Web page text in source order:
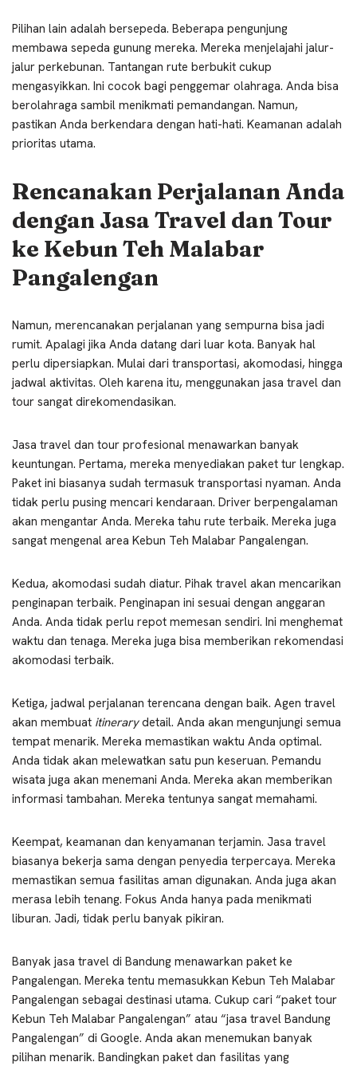
Pilihan lain adalah bersepeda. Beberapa pengunjung
membawa sepeda gunung mereka. Mereka menjelajahi jalur-
jalur perkebunan. Tantangan rute berbukit cukup
mengasyikkan. Ini cocok bagi penggemar olahraga. Anda bisa
berolahraga sambil menikmati pemandangan. Namun,
pastikan Anda berkendara dengan hati-hati. Keamanan adalah
prioritas utama.
Rencanakan Perjalanan Anda
dengan Jasa Travel dan Tour
ke Kebun Teh Malabar
Pangalengan
Namun, merencanakan perjalanan yang sempurna bisa jadi
rumit. Apalagi jika Anda datang dari luar kota. Banyak hal
perlu dipersiapkan. Mulai dari transportasi, akomodasi, hingga
jadwal aktivitas. Oleh karena itu, menggunakan jasa travel dan
tour sangat direkomendasikan.
Jasa travel dan tour profesional menawarkan banyak
keuntungan. Pertama, mereka menyediakan paket tur lengkap.
Paket ini biasanya sudah termasuk transportasi nyaman. Anda
tidak perlu pusing mencari kendaraan. Driver berpengalaman
akan mengantar Anda. Mereka tahu rute terbaik. Mereka juga
sangat mengenal area Kebun Teh Malabar Pangalengan.
Kedua, akomodasi sudah diatur. Pihak travel akan mencarikan
penginapan terbaik. Penginapan ini sesuai dengan anggaran
Anda. Anda tidak perlu repot memesan sendiri. Ini menghemat
waktu dan tenaga. Mereka juga bisa memberikan rekomendasi
akomodasi terbaik.
Ketiga, jadwal perjalanan terencana dengan baik. Agen travel
akan membuat itinerarydetail. Anda akan mengunjungi semua
tempat menarik. Mereka memastikan waktu Anda optimal.
Anda tidak akan melewatkan satu pun keseruan. Pemandu
wisata juga akan menemani Anda. Mereka akan memberikan
informasi tambahan. Mereka tentunya sangat memahami.
Keempat, keamanan dan kenyamanan terjamin. Jasa travel
biasanya bekerja sama dengan penyedia terpercaya. Mereka
memastikan semua fasilitas aman digunakan. Anda juga akan
merasa lebih tenang. Fokus Anda hanya pada menikmati
liburan. Jadi, tidak perlu banyak pikiran.
Banyak jasa travel di Bandung menawarkan paket ke
Pangalengan. Mereka tentu memasukkan Kebun Teh Malabar
Pangalengan sebagai destinasi utama. Cukup cari “paket tour
Kebun Teh Malabar Pangalengan” atau “jasa travel Bandung
Pangalengan” di Google. Anda akan menemukan banyak
pilihan menarik. Bandingkan paket dan fasilitas yang